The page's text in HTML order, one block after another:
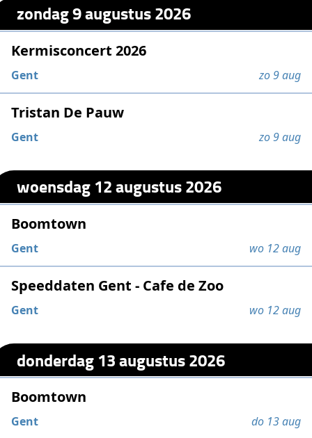
zondag 9 augustus 2026
Kermisconcert 2026
Gent zo 9 aug
Tristan De Pauw
Gent zo 9 aug
woensdag 12 augustus 2026
Boomtown
Gent wo 12 aug
Speeddaten Gent - Cafe de Zoo
Gent wo 12 aug
donderdag 13 augustus 2026
Boomtown
Gent do 13 aug